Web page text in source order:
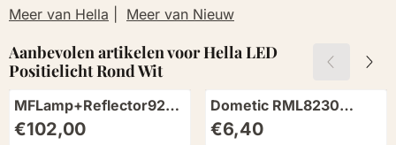
Meer van Hella Meer van Nieuw
Aanbevolen artikelen voorHella LED
Positielicht Rond Wit
MFLamp+Reflector920/12V
Rechts
Prijs: 102,00
€102,00
Dometic RML8230
Vriesdeursluiting
Prijs: 6,40
€6,40